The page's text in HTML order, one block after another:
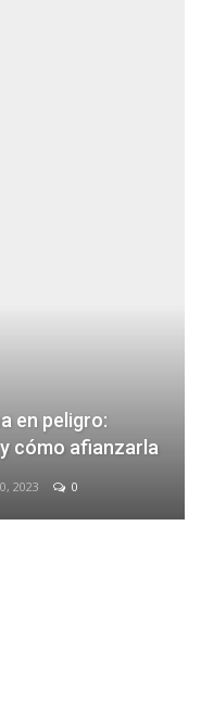
en peligro:
cómo afianzarla
2023 0